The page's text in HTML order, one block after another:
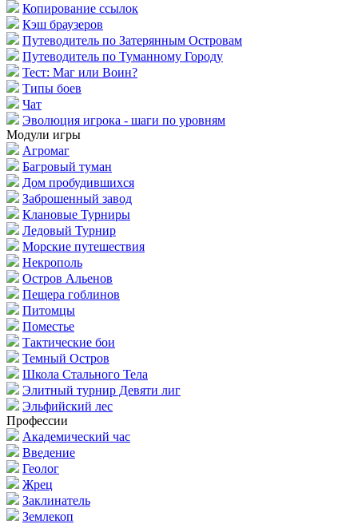
Копирование ссылок
Кэш браузеров
Путеводитель по Затерянным Островам
Путеводитель по Туманному Городу
Тест: Маг или Воин?
Типы боев
Чат
Эволюция игрока - шаги по уровням
Модули игры
Агромаг
Багровый туман
Дом пробудившихся
Заброшенный завод
Клановые Турниры
Ледовый Турнир
Морские путешествия
Некрополь
Остров Альенов
Пещера гоблинов
Питомцы
Поместье
Тактические бои
Темный Остров
Школа Стального Тела
Элитный турнир Девяти лиг
Эльфийский лес
Профессии
Академический час
Введение
Геолог
Жрец
Заклинатель
Землекоп